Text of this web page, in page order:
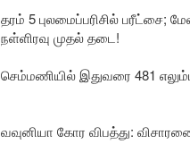
தரம் 5 புலமைப்பரிசில் பரீட்சை;
நள்ளிரவு முதல் தடை!
செம்மணியில் இதுவரை 481
வவுனியா கோர விபத்து: